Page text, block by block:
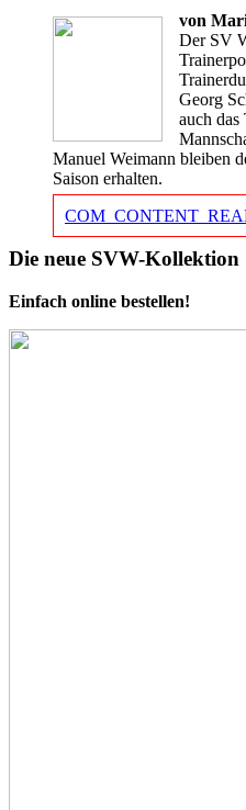
von
Der SV
Georg
auch das
Manuel Weimann bleiben
Saison erhalten.
Die neue SVW-Kollektion
Einfach online bestellen!